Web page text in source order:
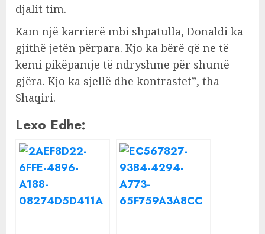
djalit tim.
Kam një karrierë mbi shpatulla, Donaldi ka
gjithë jetën përpara. Kjo ka bërë që ne të
kemi pikëpamje të ndryshme për shumë
gjëra. Kjo ka sjellë dhe kontrastet”, tha
Shaqiri.
Lexo Edhe: